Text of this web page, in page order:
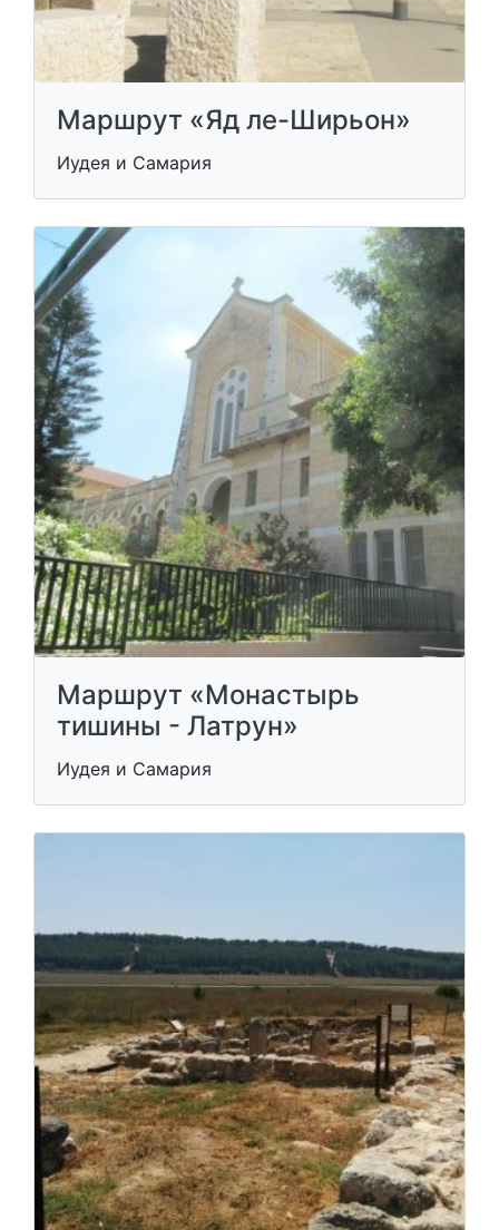
Маршрут «Яд ле-Ширьон»
Иудея и Самария
Маршрут «Монастырь
тишины - Латрун»
Иудея и Самария